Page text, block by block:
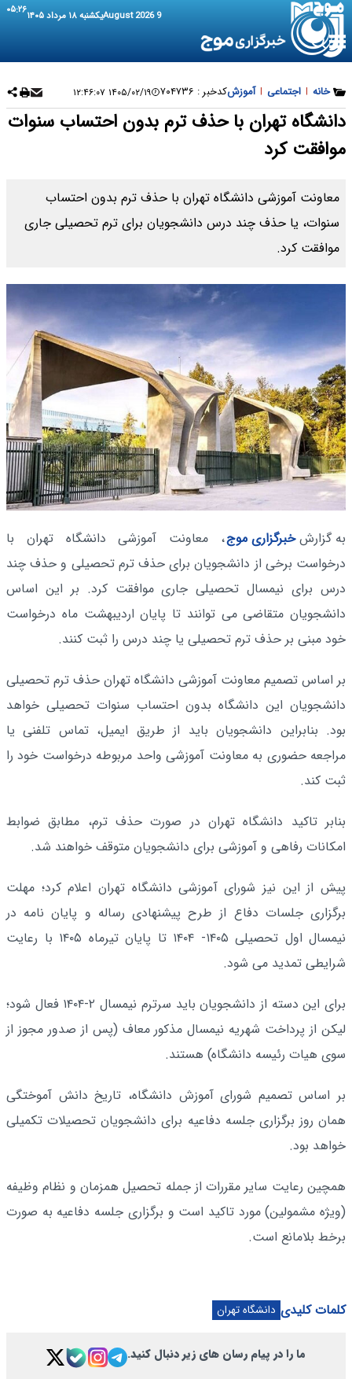
9 August 2026 یکشنبه ۱۸ مرداد ۱۴۰۵ ۰۵:۲۶
خانه | اجتماعی | آموزشکدخبر : ۷۰۴۷۳۶ ۱۴۰۵/۰۲/۱۹ ۱۲:۴۶:۰۷
دانشگاه تهران با حذف ترم بدون احتساب سنوات
موافقت کرد
معاونت آموزشی دانشگاه تهران با حذف ترم بدون احتساب
سنوات، یا حذف چند درس دانشجویان برای ترم تحصیلی جاری
موافقت کرد.
به گزارشخبرگزاری موج، معاونت آموزشی دانشگاه تهران با
درخواست برخی از دانشجویان برای حذف ترم تحصیلی و حذف چند
درس برای نیمسال تحصیلی جاری موافقت کرد. بر این اساس
دانشجویان متقاضی می توانند تا پایان اردیبهشت ماه درخواست
خود مبنی بر حذف ترم تحصیلی یا چند درس را ثبت کنند.
بر اساس تصمیم معاونت آموزشی دانشگاه تهران حذف ترم تحصیلی
دانشجویان این دانشگاه بدون احتساب سنوات تحصیلی خواهد
بود. بنابراین دانشجویان باید از طریق ایمیل، تماس تلفنی یا
مراجعه حضوری به معاونت آموزشی واحد مربوطه درخواست خود را
ثبت کند.
بنابر تاکید دانشگاه تهران در صورت حذف ترم، مطابق ضوابط
امکانات رفاهی و آموزشی برای دانشجویان متوقف خواهند شد.
پیش از این نیز شورای آموزشی دانشگاه تهران اعلام کرد؛ مهلت
برگزاری جلسات دفاع از طرح پیشنهادی رساله و پایان نامه در
نیمسال اول تحصیلی ۱۴۰۵- ۱۴۰۴ تا پایان تیرماه ۱۴۰۵ با رعایت
شرایطی تمدید می شود.
برای این دسته از دانشجویان باید سرترم نیمسال ۲-۱۴۰۴ فعال شود؛
لیکن از پرداخت شهریه نیمسال مذکور معاف (پس از صدور مجوز از
سوی هیات رئیسه دانشگاه) هستند.
بر اساس تصمیم شورای آموزش دانشگاه، تاریخ دانش آموختگی
همان روز برگزاری جلسه دفاعیه برای دانشجویان تحصیلات تکمیلی
خواهد بود.
همچین رعایت سایر مقررات از جمله تحصیل همزمان و نظام وظیفه
(ویژه مشمولین) مورد تاکید است و برگزاری جلسه دفاعیه به صورت
برخط بلامانع است.
کلمات کلیدی دانشگاه تهران
ما را در پیام رسان های زیر دنبال کنید.